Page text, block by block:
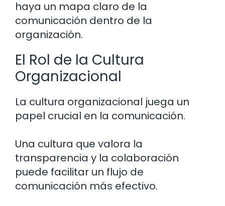
haya un mapa claro de la
comunicación dentro de la
organización.
El Rol de la Cultura
Organizacional
La cultura organizacional juega un
papel crucial en la comunicación.
Una cultura que valora la
transparencia y la colaboración
puede facilitar un flujo de
comunicación más efectivo.